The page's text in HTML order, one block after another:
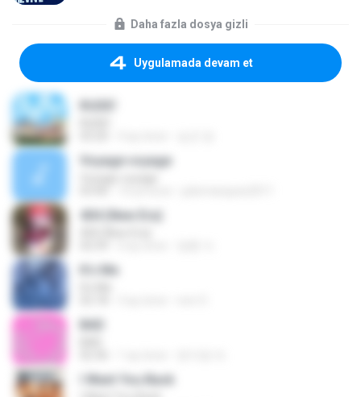
Daha fazla dosya gizli
Uygulamada devam et
Voyage voyage
404 (New Era)
It′s Me
BAD
I Want You Back